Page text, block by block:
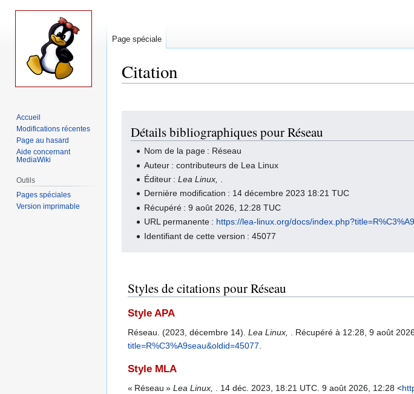
Citation
navigation
recherche
Détails bibliographiques pour Réseau
Nom de la page : Réseau
Auteur : contributeurs de Lea Linux
Éditeur :Lea Linux,
Dernière modification : 14 décembre 2023 18:21 TUC
Récupéré : 9 août 2026, 12:28 TUC
URL permanente : https://lea-linux.org/docs/
Identifiant de cette version : 45077
Styles de citations pour Réseau
Style APA
Réseau. (2023, décembre 14). Lea Linux, . Récupéré à 12:28, 9 août
title=R%C3%A9seau&oldid=45077
Style MLA
« Réseau » Lea Linux, . 14 déc. 2023, 18:21 UTC. 9 août 2026, 12:28 <
Page spéciale
Accueil
Modifications récentes
Page au hasard
Aide concernant
MediaWiki
Outils
Pages spéciales
Version imprimable